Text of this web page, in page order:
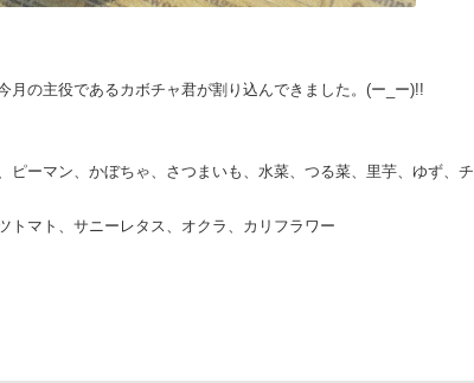
月の主役であるカボチャ君が割り込んできました。(ー_ー)!!
ピーマン、かぼちゃ、さつまいも、水菜、つる菜、里芋、ゆず、チ
トマト、サニーレタス、オクラ、カリフラワー